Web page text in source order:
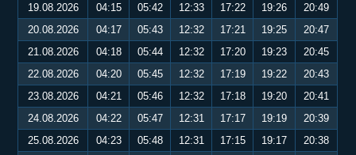
19.08.2026
04:15 05:42 12:33 17:22 19:26
20:49
20.08.2026
04:17 05:43 12:32 17:21 19:25
20:47
21.08.2026
04:18 05:44 12:32 17:20 19:23
20:45
22.08.2026
04:20 05:45 12:32 17:19 19:22
20:43
23.08.2026
04:21 05:46 12:32 17:18 19:20
20:41
24.08.2026
04:22 05:47 12:31 17:17 19:19
20:39
25.08.2026
04:23 05:48 12:31 17:15 19:17
20:38